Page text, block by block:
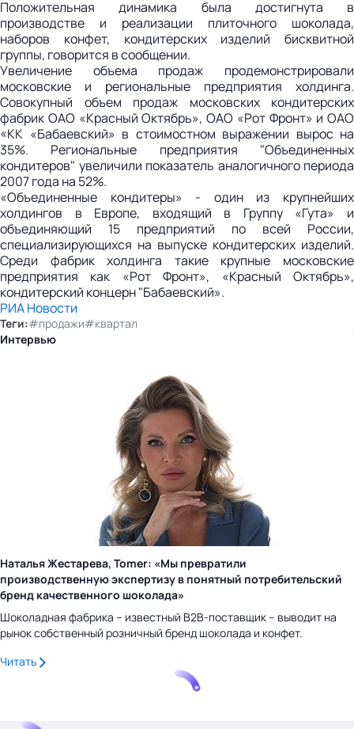
Положительная динамика была достигнута в
производстве и реализации плиточного шоколада,
наборов конфет, кондитерских изделий бисквитной
группы, говорится в сообщении.
Увеличение объема продаж продемонстрировали
московские и региональные предприятия холдинга.
Совокупный объем продаж московских кондитерских
фабрик ОАО «Красный Октябрь», ОАО «Рот Фронт» и ОАО
«КК «Бабаевский» в стоимостном выражении вырос на
35%. Региональные предприятия "Объединенных
кондитеров" увеличили показатель аналогичного периода
2007 года на 52%.
«Объединенные кондитеры» - один из крупнейших
холдингов в Европе, входящий в Группу «Гута» и
объединяющий 15 предприятий по всей России,
специализирующихся на выпуске кондитерских изделий.
Среди фабрик холдинга такие крупные московские
предприятия как «Рот Фронт», «Красный Октябрь»,
кондитерский концерн "Бабаевский».
РИА Новости
Теги:#продажи#квартал
Интервью
Наталья Жестарева, Tomer: «Мы превратили
производственную экспертизу в понятный потребительский
бренд качественного шоколада»
Шоколадная фабрика – известный B2B-поставщик – выводит на
рынок собственный розничный бренд шоколада и конфет.
Читать